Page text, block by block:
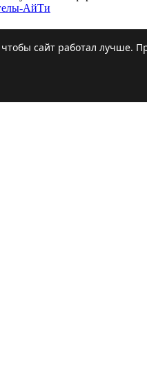
АйТи
сайт работал лучше.